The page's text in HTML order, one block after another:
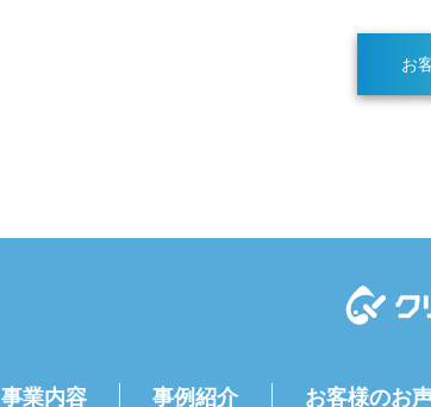
お
事業内容 事例紹介 お客様のお